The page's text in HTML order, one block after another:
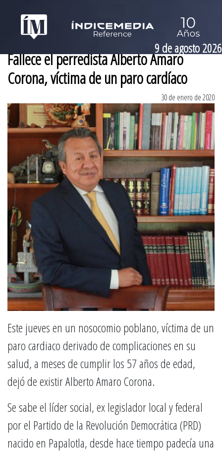
9 de agosto 2026
Fallece el perredista Alberto Amaro
Corona, víctima de un paro cardíaco
30 de enero de 2020
Este jueves en un nosocomio poblano, víctima de un
paro cardiaco derivado de complicaciones en su
salud, a meses de cumplir los 57 años de edad,
dejó de existir Alberto Amaro Corona.
Se sabe el líder social, ex legislador local y federal
por el Partido de la Revolución Democrática (PRD)
nacido en Papalotla, desde hace tiempo padecía una